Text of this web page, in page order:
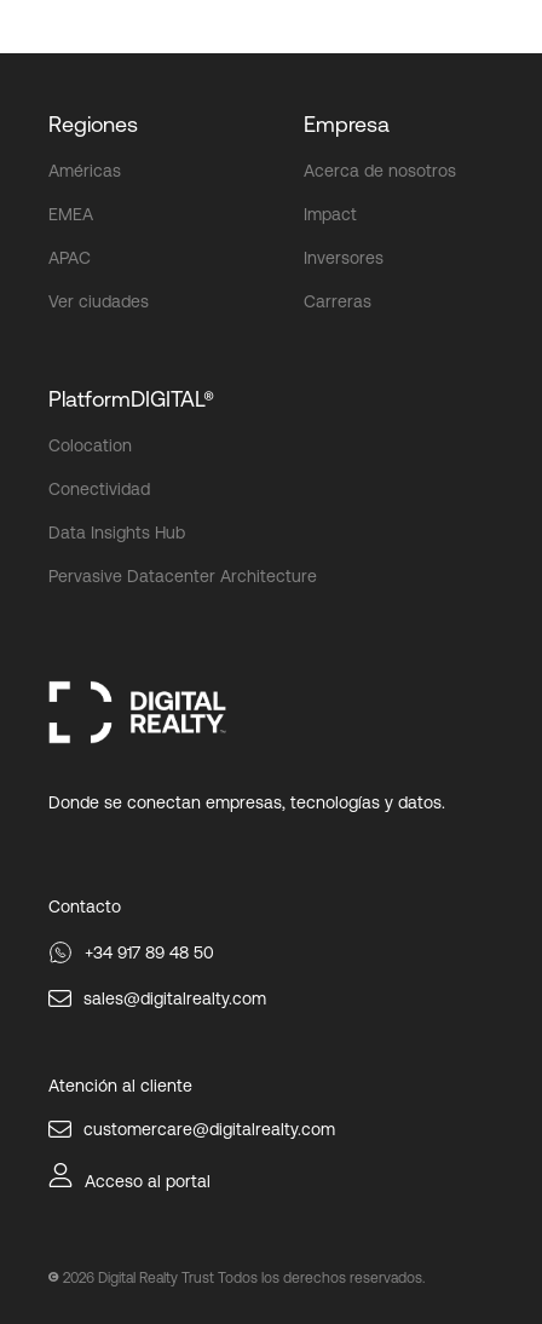
Regiones
Américas
EMEA
APAC
Ver ciudades
Empresa
Acerca de nosotros
Impact
Inversores
Carreras
PlatformDIGITAL®
Colocation
Conectividad
Data Insights Hub
Pervasive Datacenter Architecture
Donde se conectan empresas, tecnologías y datos.
Contacto
+34 917 89 48 50
sales@digitalrealty.com
Atención al cliente
customercare@digitalrealty.com
Acceso al portal
2026 Digital Realty Trust Todos los derechos reservados.